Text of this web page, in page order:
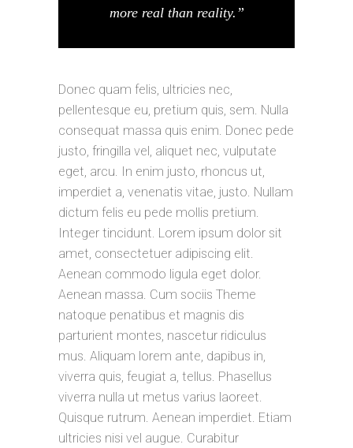
more real than reality.”
Donec quam felis, ultricies nec,
pellentesque eu, pretium quis, sem. Nulla
consequat massa quis enim. Donec pede
justo, fringilla vel, aliquet nec, vulputate
eget, arcu. In enim justo, rhoncus ut,
imperdiet a, venenatis vitae, justo. Nullam
dictum felis eu pede mollis pretium.
Integer tincidunt. Lorem ipsum dolor sit
amet, consectetuer adipiscing elit.
Aenean commodo ligula eget dolor.
Aenean massa. Cum sociis Theme
natoque penatibus et magnis dis
parturient montes, nascetur ridiculus
mus. Aliquam lorem ante, dapibus in,
viverra quis, feugiat a, tellus. Phasellus
viverra nulla ut metus varius laoreet.
Quisque rutrum. Aenean imperdiet. Etiam
ultricies nisi vel augue. Curabitur